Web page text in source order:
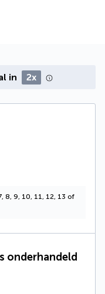
in 2x
8, 9, 10, 11, 12, 13 of
onderhandeld